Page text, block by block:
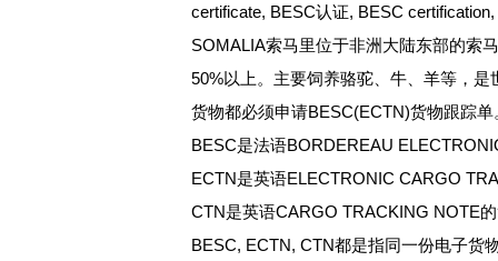
certificate, BESC认证, BESC
SOMALIA索马里位于非洲大陆东部的索
50%以上。主要饲养骆驼、牛、羊等，
货物都必须申请BESC(ECTN)货物跟踪
BESC是法语BORDEREAU
ECTN是英语ELECTRONIC CARGO
CTN是英语CARGO TRACKING NOTE
BESC, ECTN, CTN都是指同一份电子货